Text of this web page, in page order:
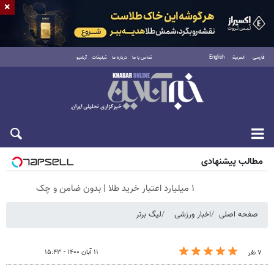
فارسی العربية English تماس با ما درباره ما تبلیغات آرشیو
جمعه ۱۶ مرداد ۱۴۰۵
مطالب پیشنهادی
۱ میلیارد اعتبار خرید طلا | بدون ضامن و چک
صفحه اصلی اخبار ورزشی لیگ برتر
۷ نفر ۱۱ آبان ۱۴۰۰ - ۱۵:۴۳
×